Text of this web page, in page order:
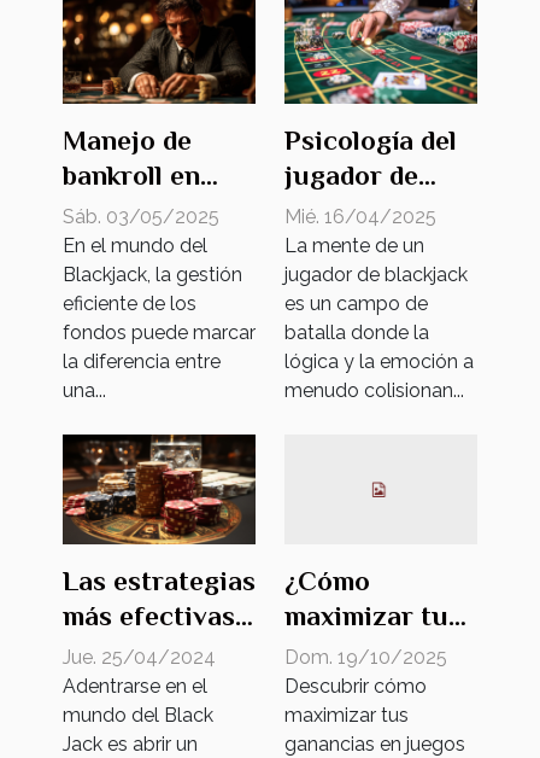
Manejo de
bankroll en
Blackjack
claves para
optimizar tus
fondos
Sáb. 03/05/2025
En el mundo del
Blackjack, la gestión
eficiente de los
fondos puede marcar
la diferencia entre
una...
Psicología del
jugador de
blackjack
claves para
mantener el
control
emocional y la
ventaja en el
Mié. 16/04/2025
La mente de un
jugador de blackjack
es un campo de
batalla donde la
lógica y la emoción a
menudo colisionan...
Las estrategias
más efectivas
en el Black Jack
Jue. 25/04/2024
Adentrarse en el
mundo del Black
Jack es abrir un
¿Cómo
maximizar tus
ganancias en
juegos de
ruleta en vivo?
Dom. 19/10/2025
Descubrir cómo
maximizar tus
ganancias en juegos